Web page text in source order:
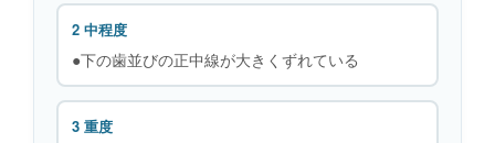
2 中程度
●下の歯並びの正中線が大きくずれている
3 重度